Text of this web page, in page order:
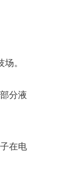
。
分液
在电